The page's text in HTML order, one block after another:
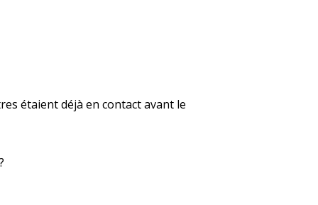
étaient déjà en contact avant le